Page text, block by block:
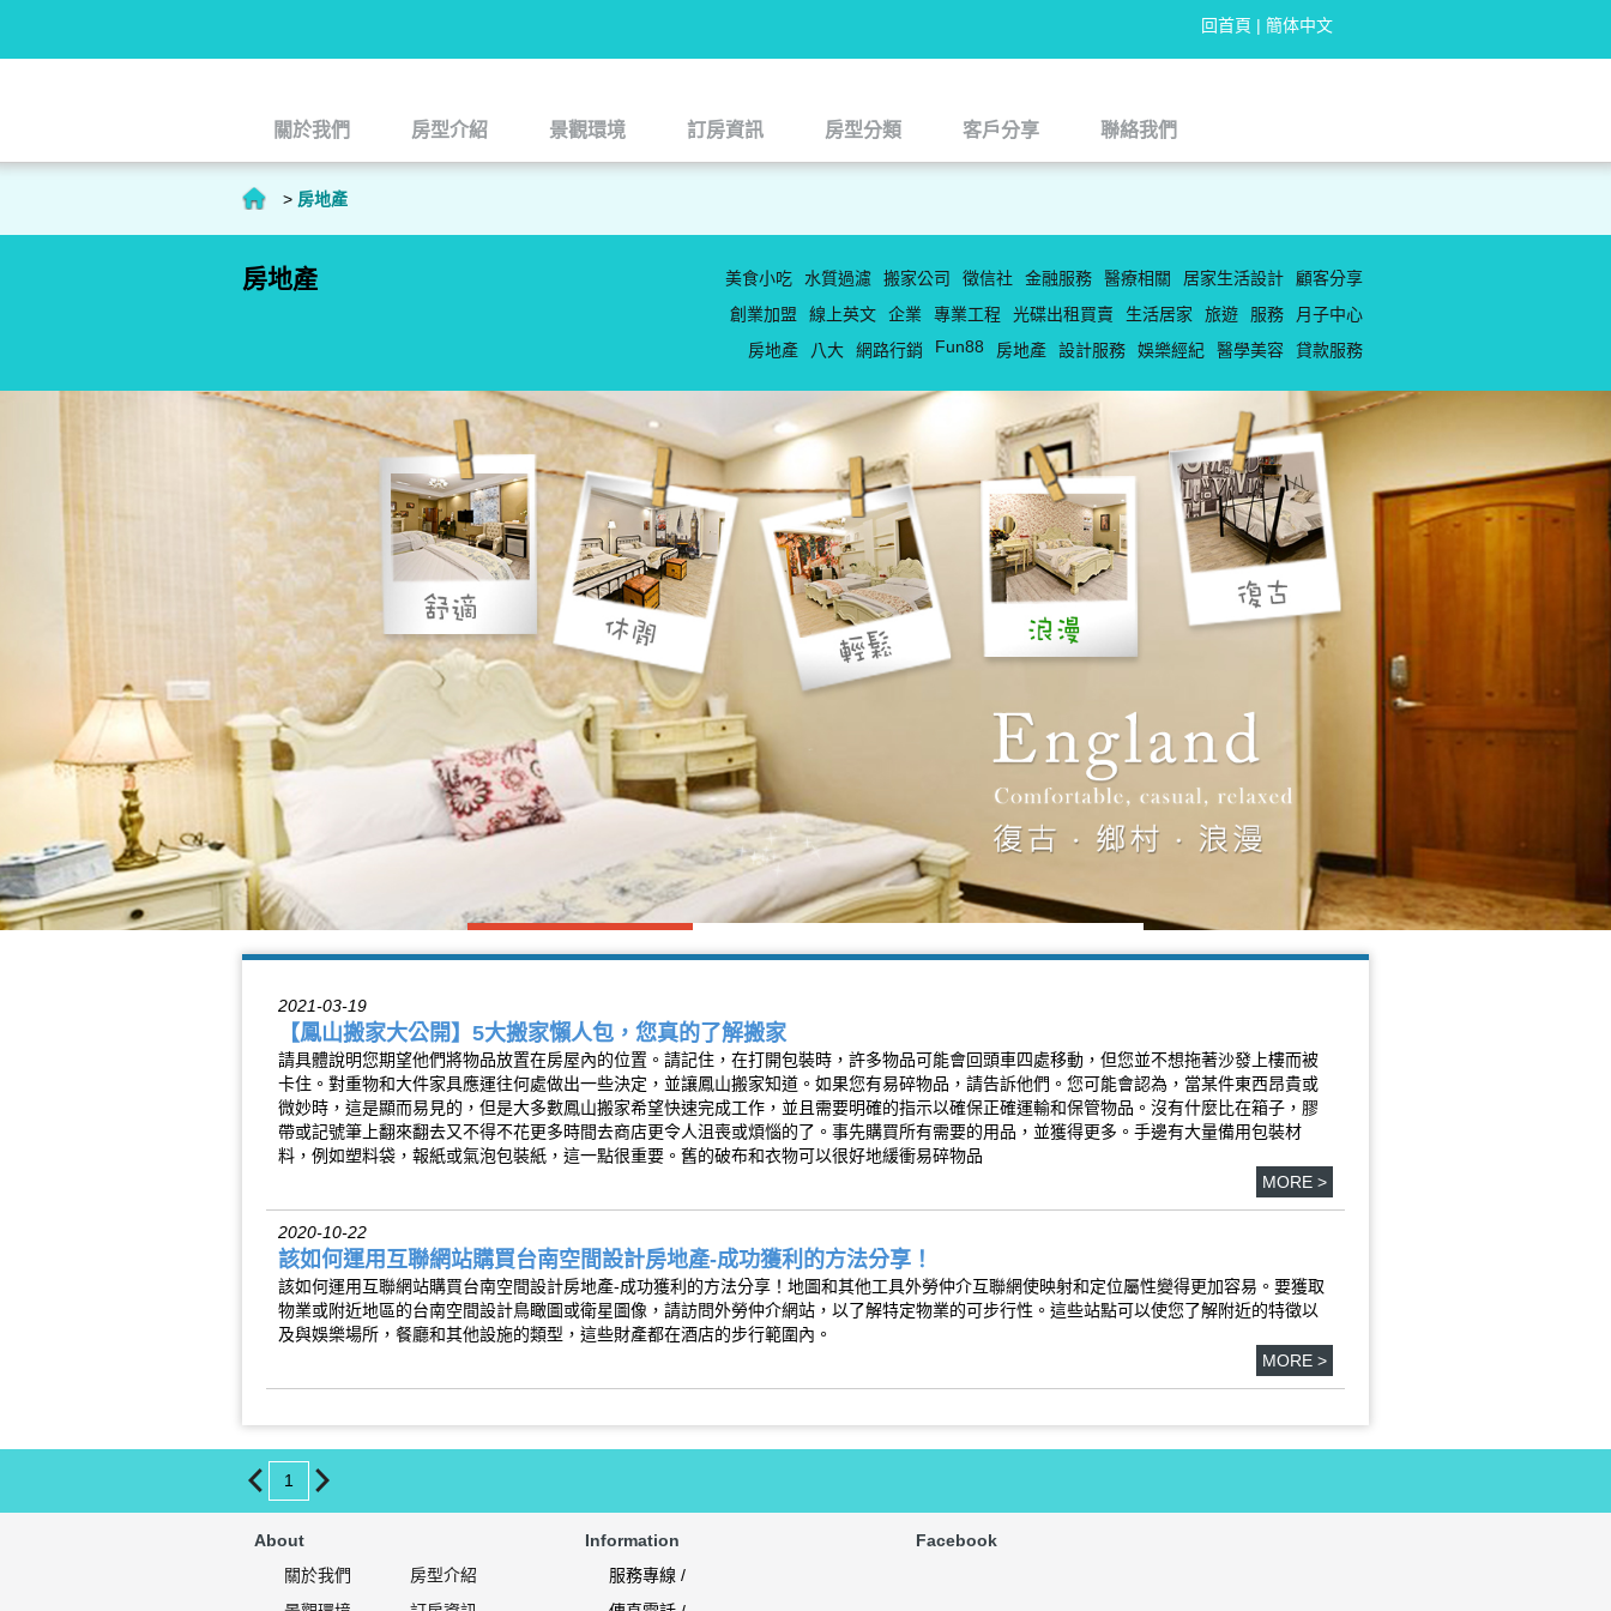
回首頁 | 簡体中文
關於我們
關於我們
房型介紹 景觀環境 訂房資訊 房型分類 客戶分享 聯絡我們
> 房地產
房地產 顧客分享
居家生活設計
醫療相關
金融服務
徵信社
搬家公司
水質過濾
美食小吃
月子中心
服務
旅遊
生活居家
光碟出租買賣
專業工程
企業
線上英文
創業加盟
貸款服務
醫學美容
娛樂經紀
設計服務
房地產
Fun88
網路行銷
八大
房地產
2021-03-19
【鳳山搬家大公開】5大搬家懶人包，您真的了解搬家
請具體說明您期望他們將物品放置在房屋內的位置。請記住，在打開包裝時，許多物品可能會回頭車四處移動，但您並不想拖著沙發上樓而被
卡住。對重物和大件家具應運往何處做出一些決定，並讓鳳山搬家知道。如果您有易碎物品，請告訴他們。您可能會認為，當某件東西昂貴或
微妙時，這是顯而易見的，但是大多數鳳山搬家希望快速完成工作，並且需要明確的指示以確保正確運輸和保管物品。沒有什麼比在箱子，膠
帶或記號筆上翻來翻去又不得不花更多時間去商店更令人沮喪或煩惱的了。事先購買所有需要的用品，並獲得更多。手邊有大量備用包裝材
料，例如塑料袋，報紙或氣泡包裝紙，這一點很重要。舊的破布和衣物可以很好地緩衝易碎物品
MORE >
2020-10-22
該如何運用互聯網站購買台南空間設計房地產-成功獲利的方法分享！
該如何運用互聯網站購買台南空間設計房地產-成功獲利的方法分享！地圖和其他工具外勞仲介互聯網使映射和定位屬性變得更加容易。要獲取
物業或附近地區的台南空間設計鳥瞰圖或衛星圖像，請訪問外勞仲介網站，以了解特定物業的可步行性。這些站點可以使您了解附近的特徵以
及與娛樂場所，餐廳和其他設施的類型，這些財產都在酒店的步行範圍內。
MORE >
1
About
關於我們
房型介紹
Information
服務專線 /
Facebook